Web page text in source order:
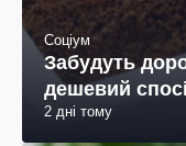
Соціум
Забудуть
дешевий
2 дні тому